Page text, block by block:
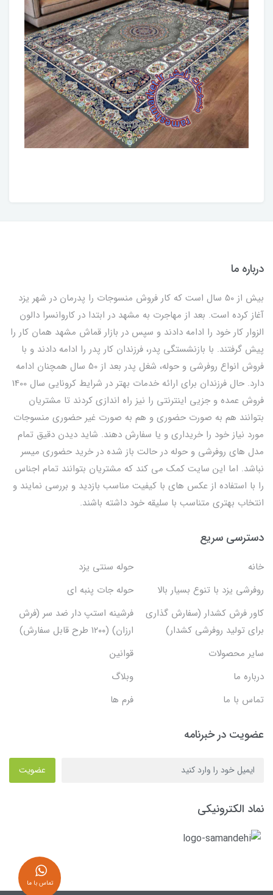
درباره ما
بیش از 50 سال است که کار فروش منسوجات را پدرمان در شهر یزد
آغاز کرده است. بعد از مهاجرت به مشهد در ابتدا در کاروانسرا دالون
الزوار کار خود را ادامه دادند و سپس در بازار قماش مشهد همان کار را
پیش گرفتند. با بازنشستگی پدر، فرزندان کار پدر را ادامه دادند و با
فروش انواع روفرشی و حوله، شغل پدر بعد از 50 سال همچنان ادامه
دارد. حال فرزندان برای ارائه خدمات بهتر در شرایط کرونایی سال 1400
فروش عمده و جزیی اینترنتی را نیز راه اندازی کردند تا مشتریان
بتوانند هم به صورت حضوری و هم به صورت غیر حضوری منسوجات
مورد نیاز خود را خریداری و یا سفارش دهند. شاید دیدن دقیق تمام
مدل های روفرشی و حوله در حالت باز شده در خرید حضوری میسر
نباشد. اما این سایت کمک می کند که مشتریان بتوانند تمام اجناس
را با استفاده از عکس های با کیفیت مناسب بازدید و بررسی نمایند و
انتخاب بهتری متناسب با سلیقه خود داشته باشند.
دسترسی سریع
خانه
حوله سنتی یزد
روفرشی یزد با تنوع بسیار بالا
حوله جات پنبه ای
کاور فرش کشدار (سفارش گذاری
برای تولید روفرشی کشدار)
فرشینه استپ دار ضد سر (فرش
ارزان) (۱۲۰۰ طرح قابل سفارش)
سایر محصولات
قوانین
درباره ما
وبلاگ
تماس با ما
فرم ها
عضویت در خبرنامه
عضویت
نماد الکترونیکی
تماس با ما